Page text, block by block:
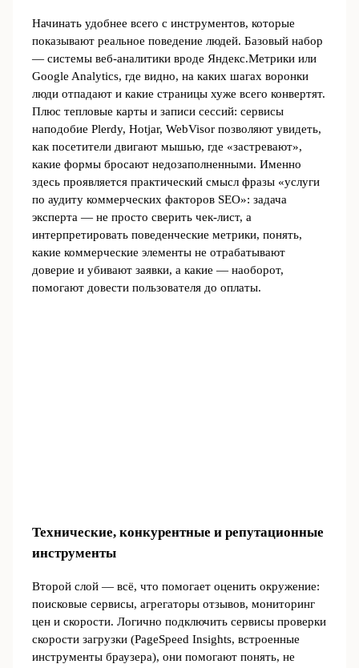
Начинать удобнее всего с инструментов, которые
показывают реальное поведение людей. Базовый набор
— системы веб‑аналитики вроде Яндекс.Метрики или
Google Analytics, где видно, на каких шагах воронки
люди отпадают и какие страницы хуже всего конвертят.
Плюс тепловые карты и записи сессий: сервисы
наподобие Plerdy, Hotjar, WebVisor позволяют увидеть,
как посетители двигают мышью, где «застревают»,
какие формы бросают недозаполненными. Именно
здесь проявляется практический смысл фразы «услуги
по аудиту коммерческих факторов SEO»: задача
эксперта — не просто сверить чек‑лист, а
интерпретировать поведенческие метрики, понять,
какие коммерческие элементы не отрабатывают
доверие и убивают заявки, а какие — наоборот,
помогают довести пользователя до оплаты.
Технические, конкурентные и репутационные
инструменты
Второй слой — всё, что помогает оценить окружение:
поисковые сервисы, агрегаторы отзывов, мониторинг
цен и скорости. Логично подключить сервисы проверки
скорости загрузки (PageSpeed Insights, встроенные
инструменты браузера), они помогают понять, не